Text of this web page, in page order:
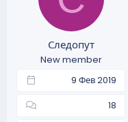
Следопут
New member
9 Фев 2019
18